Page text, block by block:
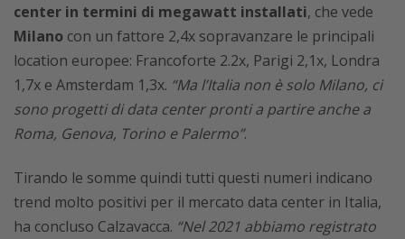
center in termini di megawatt installati, che vede
Milano con un fattore 2,4x sopravanzare le principali
location europee: Francoforte 2.2x, Parigi 2,1x, Londra
1,7x e Amsterdam 1,3x. “Ma l’Italia non è solo Milano, ci
sono progetti di data center pronti a partire anche a
Roma, Genova, Torino e Palermo”.
Tirando le somme quindi tutti questi numeri indicano
trend molto positivi per il mercato data center in Italia,
ha concluso Calzavacca. “Nel 2021 abbiamo registrato